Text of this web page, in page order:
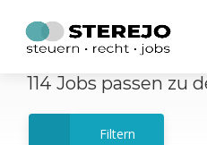
114 Jobs passen zu
Filtern